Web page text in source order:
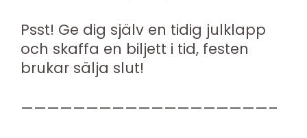
Psst! Ge dig själv en tidig julklapp
och skaffa en biljett i tid, festen
brukar sälja slut!
———————————————————–